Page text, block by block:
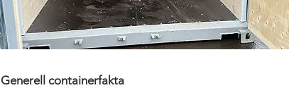
Generell containerfakta